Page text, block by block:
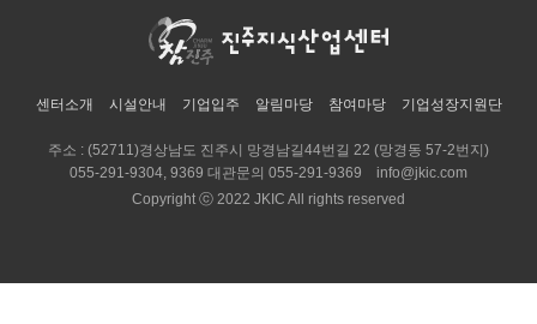
센터소개 시설안내 기업입주 알림마당 참여마당 기업성장지원단
주소 : (52711)경상남도 진주시 망경남길44번길 22 (망경동 57-2번지)
055-291-9304, 9369 대관문의 055-291-9369
info@jkic.com
Copyright ⓒ 2022 JKIC All rights reserved